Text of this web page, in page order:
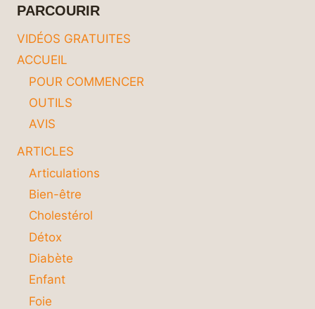
DES
PEUT
ÊTRE
PARCOURIR
VIDÉOS GRATUITES
ACCUEIL
POUR COMMENCER
OUTILS
AVIS
ARTICLES
Articulations
Bien-être
Cholestérol
Détox
Diabète
Enfant
Foie